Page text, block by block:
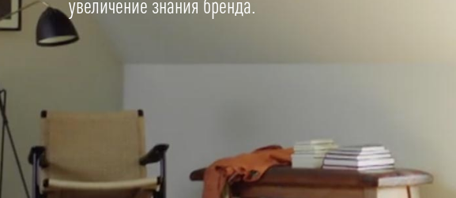
увеличение знания бренда.